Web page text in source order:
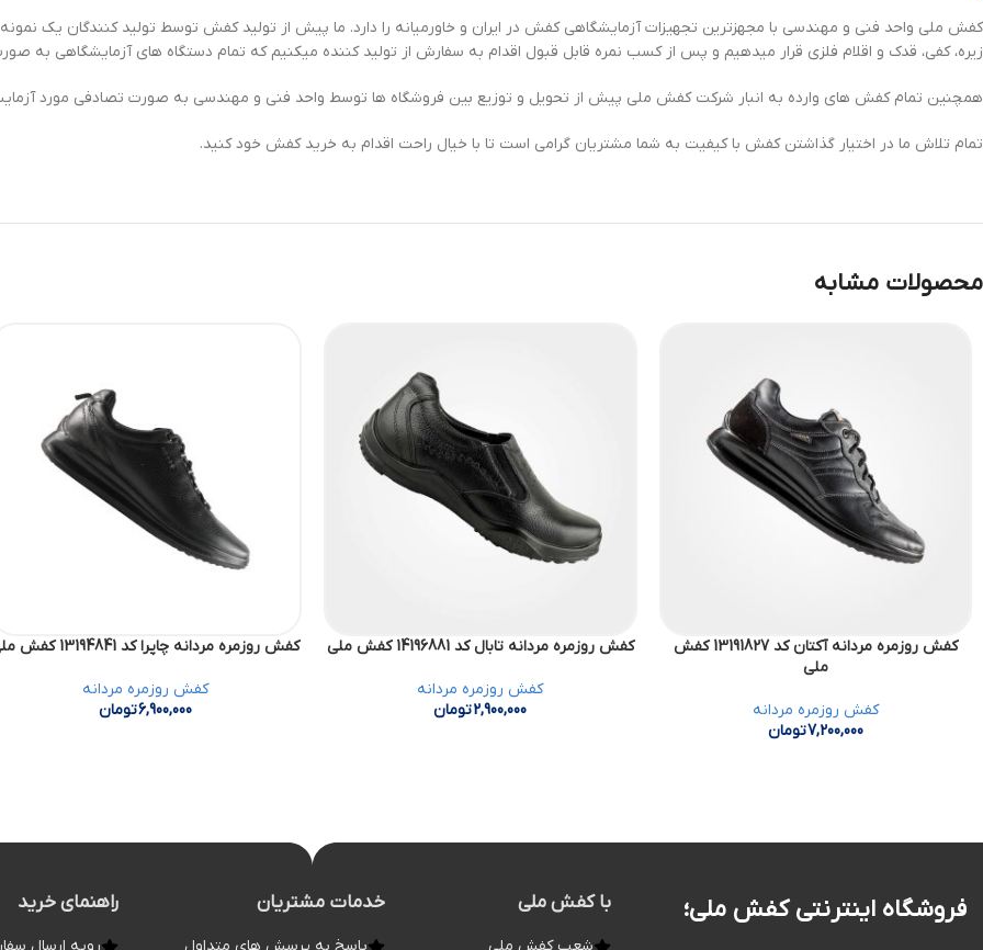
کفش ملی واحد فنی و مهندسی با مجهزترین تجهیزات آزمایشگاهی کفش در ایران و خاورمیانه را دارد. ما پیش از تولید کفش توسط تولید کنندگان یک
زیره، کفی، قدک و اقلام فلزی قرار میدهیم و پس از کسب نمره قابل قبول اقدام به سفارش از تولید کننده میکنیم که تمام دستگاه های آزمایشگاهی به
همچنین تمام کفش های وارده به انبار شرکت کفش ملی پیش از تحویل و توزیع بین فروشگاه ها توسط واحد فنی و مهندسی به صورت تصادفی مورد آزمایش
تمام تلاش ما در اختیار گذاشتن کفش با کیفیت به شما مشتریان گرامی است تا با خیال راحت اقدام به خرید کفش خود کنید.
محصولات مشابه
کفش روزمره مردانه آکتان کد 13191827 کفش
ملی
کفش روزمره مردانه
7,200,000تومان
کفش روزمره مردانه تابال کد 14196881 کفش ملی
کفش روزمره مردانه
2,900,000تومان
کفش روزمره مردانه چاپرا کد 13194841 کفش ملی
کفش روزمره مردانه
6,900,000تومان
فروشگاه اینترنتی کفش ملی؛ با کفش ملی
شعب کفش ملی
خدمات مشتریان
پاسخ به پرسش های متداول
راهنمای خرید
رویه ارسال